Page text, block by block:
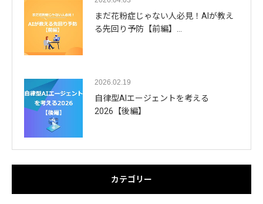
まだ花粉症じゃない人必見！AIが教え
る先回り予防【前編】…
2026.02.19
自律型AIエージェントを考える
2026【後編】
カテゴリー